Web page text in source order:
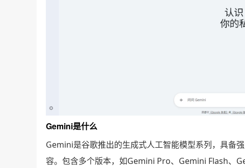
Gemini是什么
Gemini是谷歌推出的生成式人工智能模型系列，具备
容。包含多个版本，如Gemini Pro、Gemini Flash、